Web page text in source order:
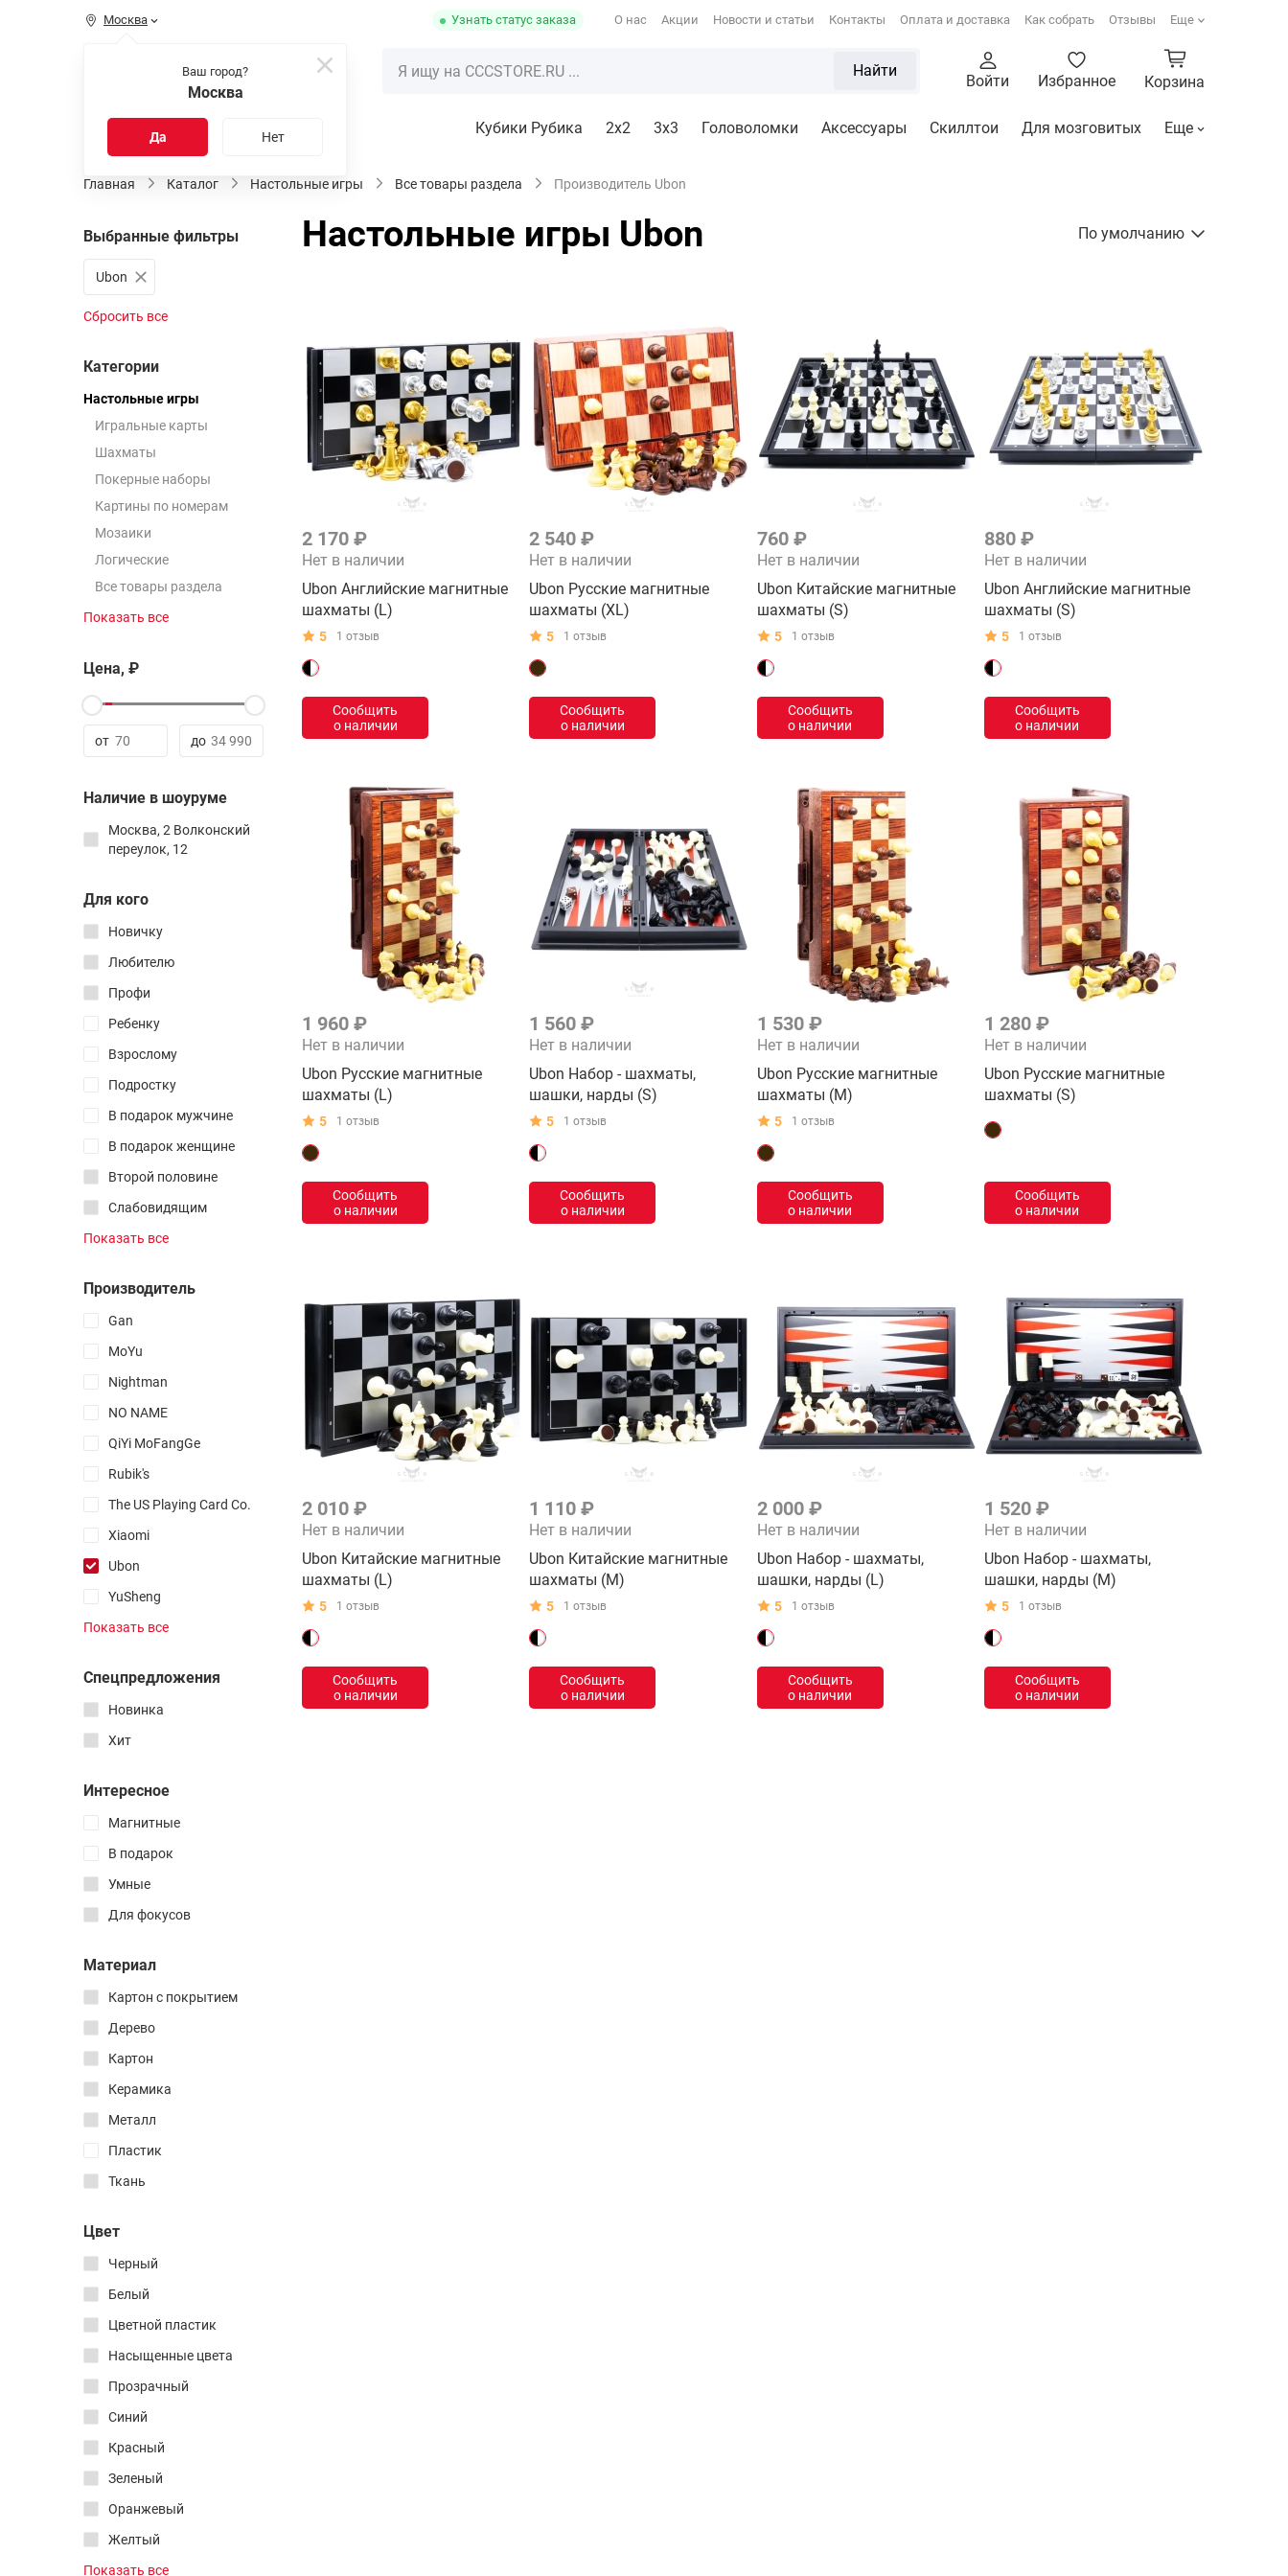
Москва
Ваш город?
Москва
Да Нет
Узнать статус заказа О нас Акции Новости и статьи Контакты Оплата и доставка Как собрать Отзывы Еще
КАТАЛОГ Найти
Войти Избранное Корзина
Распродажа Кубики Рубика 2x2 3х3 Головоломки Аксессуары Скиллтои Для мозговитых Еще
Главная Каталог Настольные игры Все товары раздела Производитель Ubon
Выбранные фильтры
Ubon
Сбросить все
Категории
Настольные игры
Игральные карты
Шахматы
Покерные наборы
Картины по номерам
Мозаики
Логические
Все товары раздела
5x5
6x6
8x8 - 21x21
головоломки
Электронные
Все товары раздела
Таймеры
Чехлы и боксы
Запчасти
Наклейки
Логотипы
Маты
Йо-Йо
Пенспиннинг
Неокубы
Кендамы
Антистрессы
Поп Ит
Симпл Димпл
Фиджет кубы
Зеркальные
Фирменные 3D-печатные
3D печатные
Самые простые
Самые сложные
Бобовые головоломки
Кубоиды
Деревянные сборные
Металлические сборные
Интерьерные
3D пластиковые
Сертификаты
Мистери головоломки
Все товары раздела
Консервированные
наборы для выращивания
Все товары раздела
Мыльные пузыри
Показать все
Цена, ₽
от до
Наличие в шоуруме
Москва, 2 Волконский
переулок, 12
Для кого
Новичку
Любителю
Профи
Ребенку
Взрослому
Подростку
В подарок мужчине
В подарок женщине
Второй половине
Слабовидящим
Начальнику
Показать все
Производитель
Gan
MoYu
Nightman
NO NAME
QiYi MoFangGe
Rubik's
The US Playing Card Co.
Xiaomi
Ubon
YuSheng
Ugears
Robotime
ZBToys
CityScape
Particula
Steel World
Показать все
Спецпредложения
Новинка
Хит
Интересное
Магнитные
В подарок
Умные
Для фокусов
Материал
Картон с покрытием
Дерево
Картон
Керамика
Металл
Пластик
Ткань
Цвет
Черный
Белый
Цветной пластик
Насыщенные цвета
Прозрачный
Синий
Красный
Зеленый
Оранжевый
Желтый
Показать все
Настольные игры Ubon По умолчанию
2 170 ₽
Нет в наличии
Ubon Английские магнитные
шахматы (L)
5 1 отзыв
Сообщить
о наличии
2 540 ₽
Нет в наличии
Ubon Русские магнитные
шахматы (XL)
5 1 отзыв
Сообщить
о наличии
760 ₽
Нет в наличии
Ubon Китайские магнитные
шахматы (S)
5 1 отзыв
Сообщить
о наличии
880 ₽
Нет в наличии
Ubon Английские магнитные
шахматы (S)
5 1 отзыв
Сообщить
о наличии
1 960 ₽
Нет в наличии
Ubon Русские магнитные
шахматы (L)
5 1 отзыв
Сообщить
о наличии
1 560 ₽
Нет в наличии
Ubon Набор - шахматы,
шашки, нарды (S)
5 1 отзыв
Сообщить
о наличии
1 530 ₽
Нет в наличии
Ubon Русские магнитные
шахматы (M)
5 1 отзыв
Сообщить
о наличии
1 280 ₽
Нет в наличии
Ubon Русские магнитные
шахматы (S)
Сообщить
о наличии
2 010 ₽
Нет в наличии
Ubon Китайские магнитные
шахматы (L)
5 1 отзыв
Сообщить
о наличии
1 110 ₽
Нет в наличии
Ubon Китайские магнитные
шахматы (M)
5 1 отзыв
Сообщить
о наличии
2 000 ₽
Нет в наличии
Ubon Набор - шахматы,
шашки, нарды (L)
5 1 отзыв
Сообщить
о наличии
1 520 ₽
Нет в наличии
Ubon Набор - шахматы,
шашки, нарды (M)
5 1 отзыв
Сообщить
о наличии